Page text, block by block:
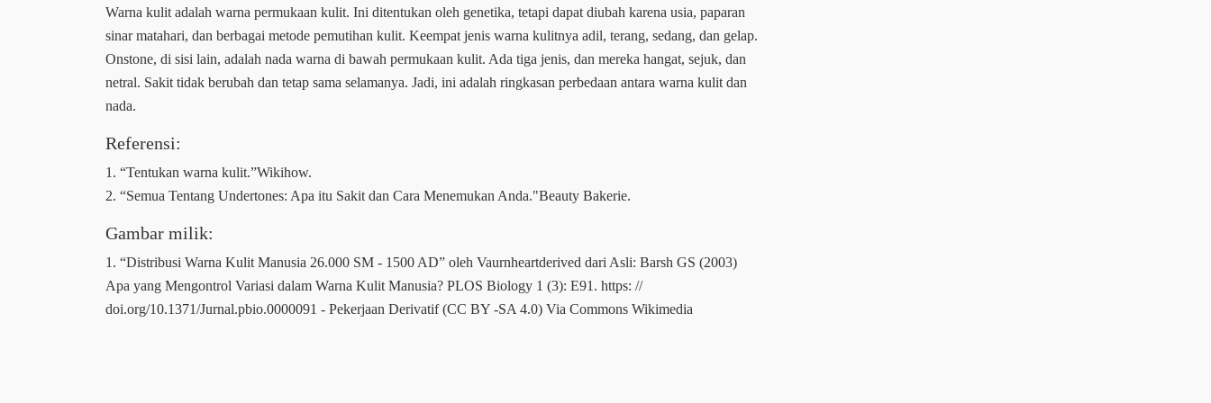
Warna kulit adalah warna permukaan kulit. Ini ditentukan oleh genetika, tetapi dapat diubah karena usia, paparan
sinar matahari, dan berbagai metode pemutihan kulit. Keempat jenis warna kulitnya adil, terang, sedang, dan gelap.
Onstone, di sisi lain, adalah nada warna di bawah permukaan kulit. Ada tiga jenis, dan mereka hangat, sejuk, dan
netral. Sakit tidak berubah dan tetap sama selamanya. Jadi, ini adalah ringkasan perbedaan antara warna kulit dan
nada.
Referensi:
1. “Tentukan warna kulit.”Wikihow.
2. “Semua Tentang Undertones: Apa itu Sakit dan Cara Menemukan Anda."Beauty Bakerie.
Gambar milik:
1. “Distribusi Warna Kulit Manusia 26.000 SM - 1500 AD” oleh Vaurnheartderived dari Asli: Barsh GS (2003)
Apa yang Mengontrol Variasi dalam Warna Kulit Manusia? PLOS Biology 1 (3): E91. https: //
doi.org/10.1371/Jurnal.pbio.0000091 - Pekerjaan Derivatif (CC BY -SA 4.0) Via Commons Wikimedia